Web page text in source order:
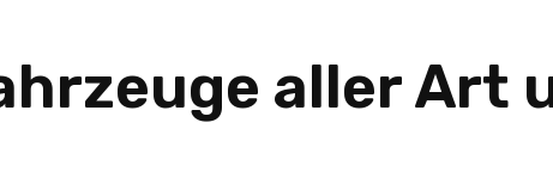
aller Art